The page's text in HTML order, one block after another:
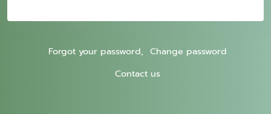
Forgot your password, Change password
Contact us